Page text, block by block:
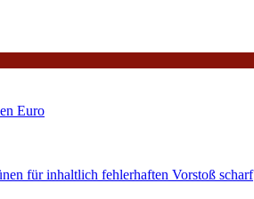
Euro
für inhaltlich fehlerhaften Vorstoß scharf